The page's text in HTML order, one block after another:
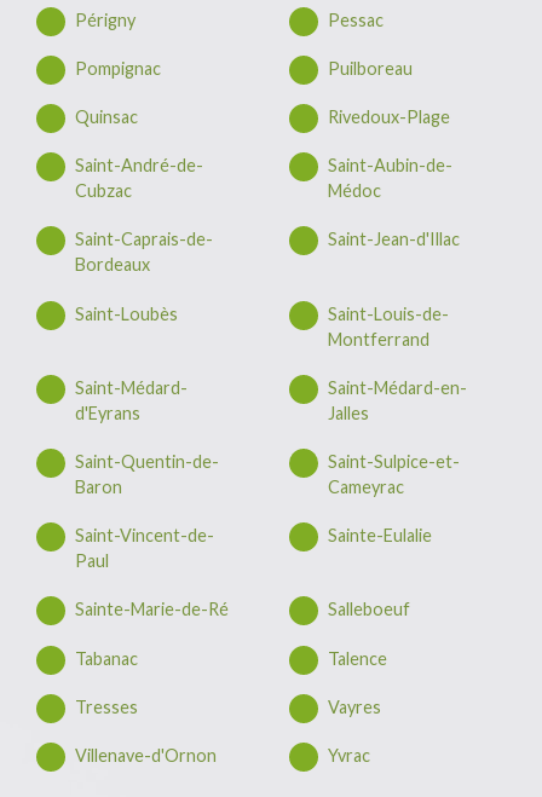
Périgny Pessac
Pompignac Puilboreau
Quinsac Rivedoux-Plage
Saint-André-de-
Cubzac
Saint-Aubin-de-
Médoc
Saint-Caprais-de-
Bordeaux
Saint-Jean-d'Illac
Saint-Loubès
Saint-Louis-de-
Montferrand
Saint-Médard-
d'Eyrans
Saint-Médard-en-
Jalles
Saint-Quentin-de-
Baron
Saint-Sulpice-et-
Cameyrac
Saint-Vincent-de-
Paul
Sainte-Eulalie
Sainte-Marie-de-Ré Salleboeuf
Tabanac Talence
Tresses Vayres
Villenave-d'Ornon Yvrac